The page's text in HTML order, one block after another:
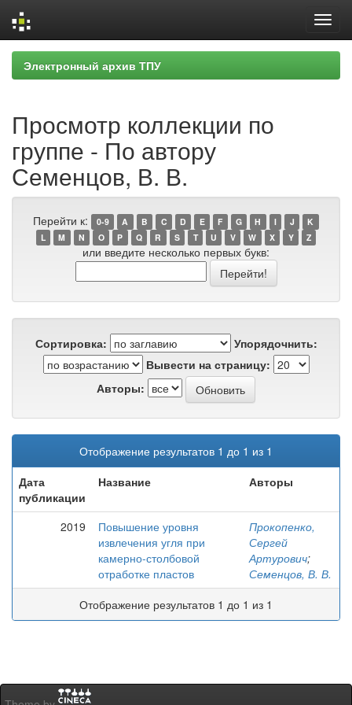
Skip
navigation
Электронный архив ТПУ
Просмотр коллекции по
группе - По автору
Семенцов, В. В.
Перейти к: 0-9 A B C D E F G H I J
K
L
M N O P Q R S T U V W X Y Z
или введите несколько первых букв:
Сортировка:
Упорядочнить:
Вывести на страницу:
Авторы:
Отображение результатов 1 до 1 из 1
Дата
публикации
Название Авторы
2019
Повышение уровня
извлечения угля при
камерно-столбовой
отработке пластов
Прокопенко,
Сергей
Артурович;
Семенцов, В. В.
Отображение результатов 1 до 1 из 1